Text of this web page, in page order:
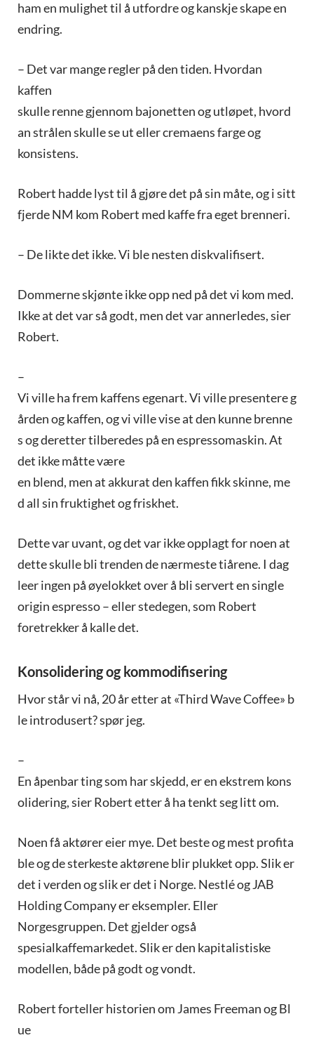
ham en mulighet til å utfordre og kanskje skape en
endring.
– Det var mange regler på den tiden. Hvordan
kaffen
skulle renne gjennom bajonetten og utløpet, hvord
an strålen skulle se ut eller cremaens farge og
konsistens.
Robert hadde lyst til å gjøre det på sin måte, og i sitt
fjerde NM kom Robert med kaffe fra eget brenneri.
– De likte det ikke. Vi ble nesten diskvalifisert.
Dommerne skjønte ikke opp ned på det vi kom med.
Ikke at det var så godt, men det var annerledes, sier
Robert.
–
Vi ville ha frem kaffens egenart. Vi ville presentere g
ården og kaffen, og vi ville vise at den kunne brenne
s og deretter tilberedes på en espressomaskin. At
det ikke måtte være
en blend, men at akkurat den kaffen fikk skinne, me
d all sin fruktighet og friskhet.
Dette var uvant, og det var ikke opplagt for noen at
dette skulle bli trenden de nærmeste tiårene. I dag
leer ingen på øyelokket over å bli servert en single
origin espresso – eller stedegen, som Robert
foretrekker å kalle det.
Konsolidering og kommodifisering
Hvor står vi nå, 20 år etter at «Third Wave Coffee» b
le introdusert? spør jeg.
–
En åpenbar ting som har skjedd, er en ekstrem kons
olidering, sier Robert etter å ha tenkt seg litt om.
Noen få aktører eier mye. Det beste og mest profita
ble og de sterkeste aktørene blir plukket opp. Slik er
det i verden og slik er det i Norge. Nestlé og JAB
Holding Company er eksempler. Eller
Norgesgruppen. Det gjelder også
spesialkaffemarkedet. Slik er den kapitalistiske
modellen, både på godt og vondt.
Robert forteller historien om James Freeman og Bl
ue